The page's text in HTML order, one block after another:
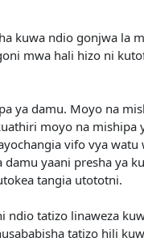
kuwa ndio gonjwa la
mwa hali hizo ni
ya damu. Moyo na
moyo na
vifo vya
yaani presha ya
tangia utototni.
tatizo linaweza
tatizo hili